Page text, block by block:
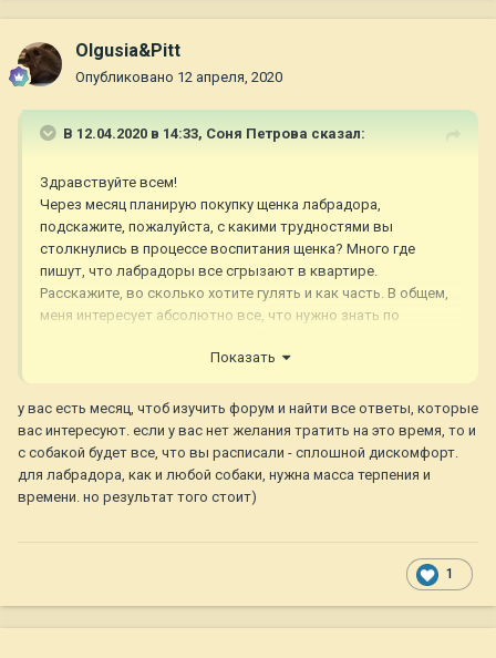
Olgusia&Pitt
Опубликовано 12 апреля, 2020
В 12.04.2020 в 14:33, Соня Петрова сказал:
Здравствуйте всем!
Через месяц планирую покупку щенка лабрадора,
подскажите, пожалуйста, с какими трудностями вы
столкнулись в процессе воспитания щенка? Много где
пишут, что лабрадоры все сгрызают в квартире.
Расскажите, во сколько хотите гулять и как часть. В общем,
меня интересует абсолютно все, что нужно знать по
Показать
у вас есть месяц, чтоб изучить форум и найти все ответы, которые
вас интересуют. если у вас нет желания тратить на это время, то и
с собакой будет все, что вы расписали - сплошной дискомфорт.
для лабрадора, как и любой собаки, нужна масса терпения и
времени. но результат того стоит)
1